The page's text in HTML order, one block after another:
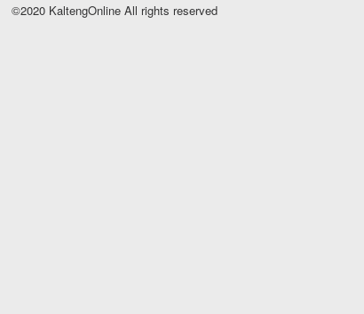
©2020 KaltengOnline All rights reserved